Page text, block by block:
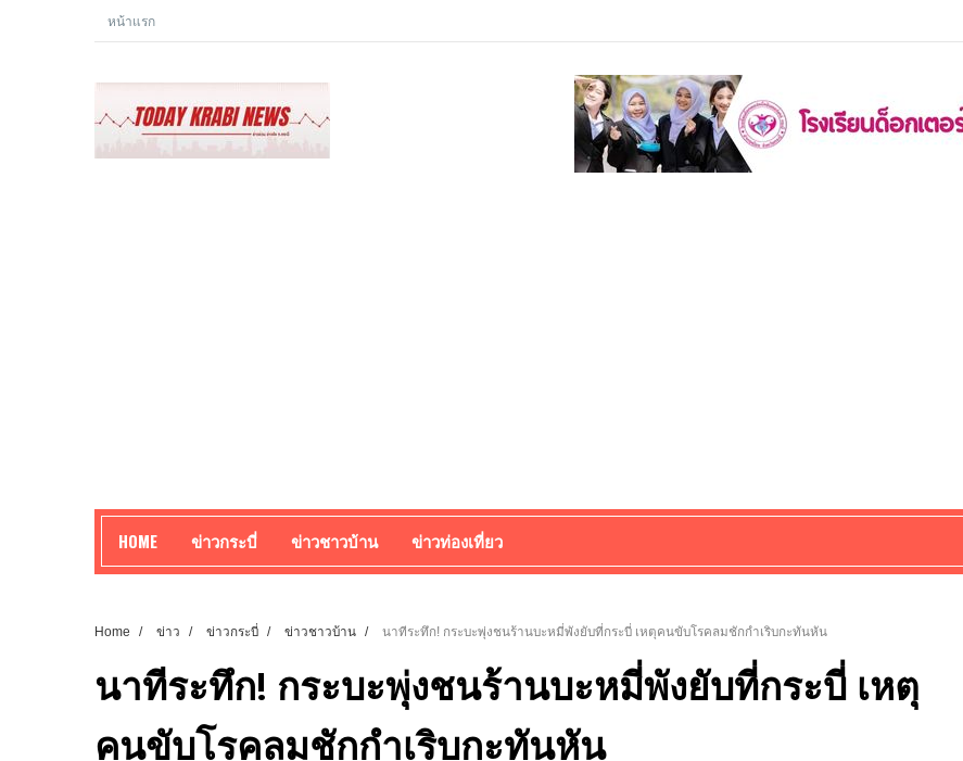
หน้าแรก
HOME ข่าวกระบี่ ข่าวชาวบ้าน ข่าวท่องเที่ยว
Home / ข่าว / ข่าวกระบี่ / ข่าวชาวบ้าน / นาทีระทึก! กระบะพุ่งชนร้านบะหมี่พังยับที่กระบี่ เหตุคนขับโรคลมชักกำเริบกะทันหัน
นาทีระทึก! กระบะพุ่งชนร้านบะหมี่พังยับที่กระบี่ เหตุ
คนขับโรคลมชักกำเริบกะทันหัน